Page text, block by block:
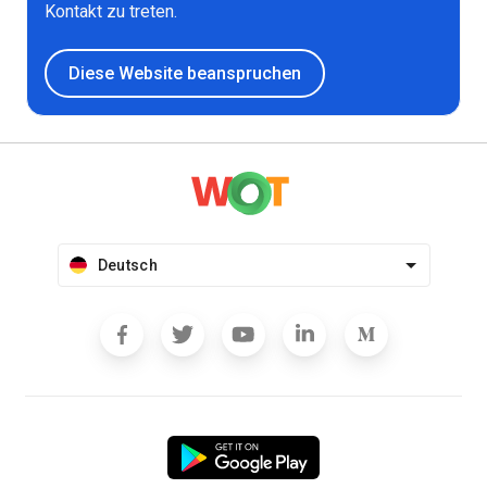
Kontakt zu treten.
Diese Website beanspruchen
Deutsch